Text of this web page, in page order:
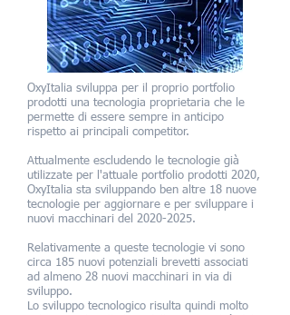
OxyItalia sviluppa per il proprio portfolio
prodotti una tecnologia proprietaria che le
permette di essere sempre in anticipo
rispetto ai principali competitor.
Attualmente escludendo le tecnologie già
utilizzate per l'attuale portfolio prodotti 2020,
OxyItalia sta sviluppando ben altre 18 nuove
tecnologie per aggiornare e per sviluppare i
nuovi macchinari del 2020-2025.
Relativamente a queste tecnologie vi sono
circa 185 nuovi potenziali brevetti associati
ad almeno 28 nuovi macchinari in via di
sviluppo.
Lo sviluppo tecnologico risulta quindi molto